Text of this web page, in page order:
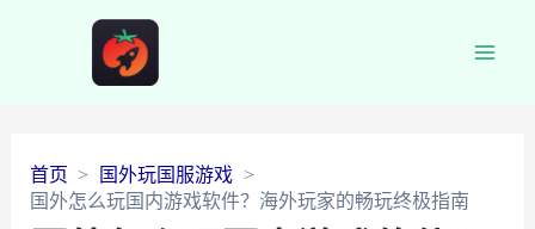
首页
国外玩国服游戏
国外怎么玩国内游戏软件？海外玩家的畅玩终极指南